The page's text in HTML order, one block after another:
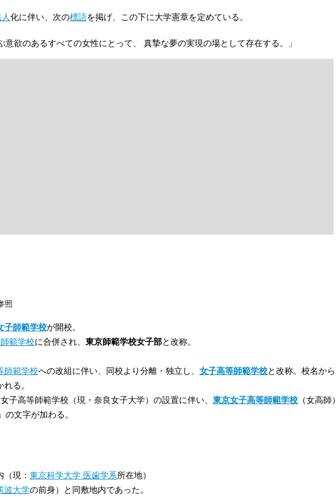
化に伴い、次の標語を掲げ、この下に大学憲章を定めている。
意欲のあるすべての女性にとって、 真摯な夢の実現の場として存在する。」
照
子師範学校が開校。
範学校に合併され、 東京師範学校女子部と改称。
師範学校への改組に伴い、同校より分離・独立し、 女子高等師範学校と改称。校名から
る。
子高等師範学校（現・奈良女子大学）の設置に伴い、 東京女子高等師範学校（女高師）
文字が加わる。
（現： 東京科学大学 医歯学系所在地）
波大学の前身）と同敷地内であった。